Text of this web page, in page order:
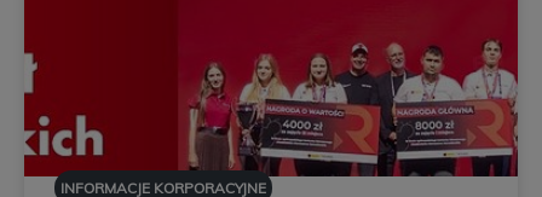
INFORMACJE KORPORACYJNE